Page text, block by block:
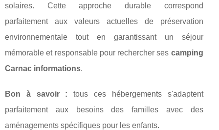
solaires. Cette approche durable correspond
parfaitement aux valeurs actuelles de préservation
environnementale tout en garantissant un séjour
mémorable et responsable pour rechercher ses camping
Carnac informations.
Bon à savoir : tous ces hébergements s'adaptent
parfaitement aux besoins des familles avec des
aménagements spécifiques pour les enfants.